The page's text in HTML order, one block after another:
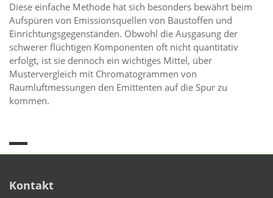
Diese einfache Methode hat sich besonders bewährt beim
Aufspüren von Emissionsquellen von Baustoffen und
Einrichtungsgegenständen. Obwohl die Ausgasung der
schwerer flüchtigen Komponenten oft nicht quantitativ
erfolgt, ist sie dennoch ein wichtiges Mittel, über
Mustervergleich mit Chromatogrammen von
Raumluftmessungen den Emittenten auf die Spur zu
kommen.
Kontakt